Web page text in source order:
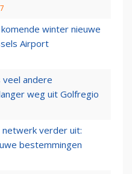
winter nieuwe
Airport
andere
weg uit Golfregio
netwerk verder uit:
bestemmingen